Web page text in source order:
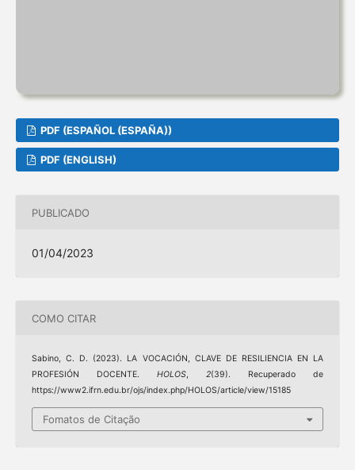
PDF (ESPAÑOL (ESPAÑA))
PDF (ENGLISH)
PUBLICADO
01/04/2023
COMO CITAR
Sabino, C. D. (2023). LA VOCACIÓN, CLAVE DE RESILIENCIA EN LA
PROFESIÓN DOCENTE. HOLOS,2(39). Recuperado de
https://www2.ifrn.edu.br/ojs/index.php/HOLOS/article/view/15185
Fomatos de Citação